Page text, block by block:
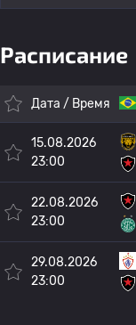
Расписание
Дата / Время
15.08.2026
23:00
22.08.2026
23:00
29.08.2026
23:00